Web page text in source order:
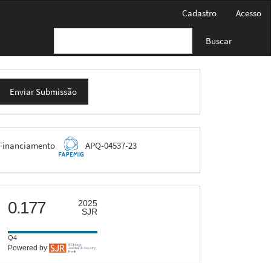
Cadastro Acesso
Buscar
Enviar Submissão
APQ-04537-23
scimago
0.177
2025
SJR
Q4
Powered by